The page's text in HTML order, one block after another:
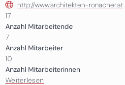
http://www.architekten-ronacher.at
17
Anzahl Mitarbeitende
7
Anzahl Mitarbeiter
10
Anzahl Mitarbeiterinnen
Weiterlesen